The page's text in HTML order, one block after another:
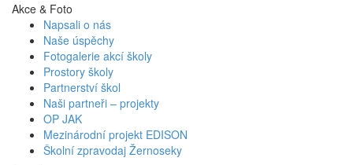
Akce & Foto
Napsali o nás
Naše úspěchy
Fotogalerie akcí školy
Prostory školy
Partnerství škol
Naši partneři – projekty
OP JAK
Mezinárodní projekt EDISON
Školní zpravodaj Žernoseky